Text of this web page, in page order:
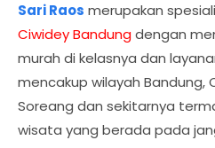
Sari Raos merupakan
Ciwidey Bandungdengan
murah di kelasnya dan
mencakup wilayah Bandung,
Soreang dan sekitarnya
wisata yang berada pada